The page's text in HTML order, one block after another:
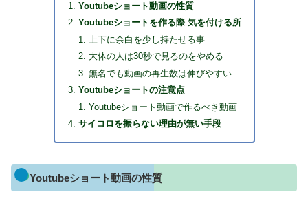
Youtubeショート動画の性質
Youtubeショートを作る際 気を付ける所
上下に余白を少し持たせる事
大体の人は30秒で見るのをやめる
無名でも動画の再生数は伸びやすい
Youtubeショートの注意点
Youtubeショート動画で作るべき動画
サイコロを振らない理由が無い手段
Youtubeショート動画の性質